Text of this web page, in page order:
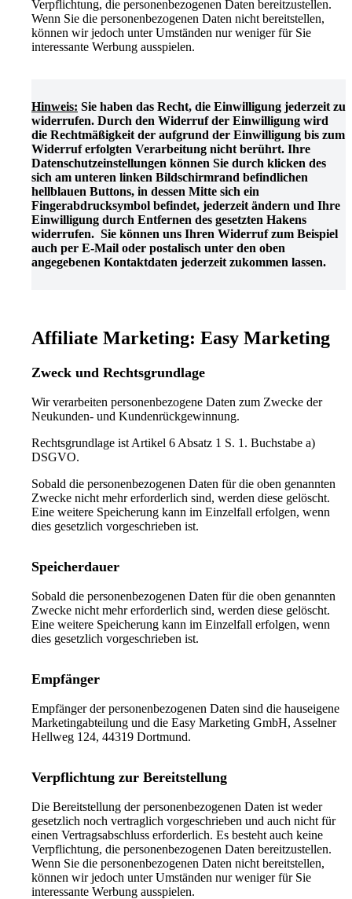
Verpflichtung, die personenbezogenen Daten bereitzustellen.
Wenn Sie die personenbezogenen Daten nicht bereitstellen,
können wir jedoch unter Umständen nur weniger für Sie
interessante Werbung ausspielen.
Hinweis: Sie haben das Recht, die Einwilligung jederzeit zu
widerrufen. Durch den Widerruf der Einwilligung wird
die Rechtmäßigkeit der aufgrund der Einwilligung bis zum
Widerruf erfolgten Verarbeitung nicht berührt. Ihre
Datenschutzeinstellungen können Sie durch klicken des
sich am unteren linken Bildschirmrand befindlichen
hellblauen Buttons, in dessen Mitte sich ein
Fingerabdrucksymbol befindet, jederzeit ändern und Ihre
Einwilligung durch Entfernen des gesetzten Hakens
widerrufen. Sie können uns Ihren Widerruf zum Beispiel
auch per E-Mail oder postalisch unter den oben
angegebenen Kontaktdaten jederzeit zukommen lassen.
Affiliate Marketing: Easy Marketing
Zweck und Rechtsgrundlage
Wir verarbeiten personenbezogene Daten zum Zwecke der
Neukunden- und Kundenrückgewinnung.
Rechtsgrundlage ist Artikel 6 Absatz 1 S. 1. Buchstabe a)
DSGVO.
Sobald die personenbezogenen Daten für die oben genannten
Zwecke nicht mehr erforderlich sind, werden diese gelöscht.
Eine weitere Speicherung kann im Einzelfall erfolgen, wenn
dies gesetzlich vorgeschrieben ist.
Speicherdauer
Sobald die personenbezogenen Daten für die oben genannten
Zwecke nicht mehr erforderlich sind, werden diese gelöscht.
Eine weitere Speicherung kann im Einzelfall erfolgen, wenn
dies gesetzlich vorgeschrieben ist.
Empfänger
Empfänger der personenbezogenen Daten sind die hauseigene
Marketingabteilung und die Easy Marketing GmbH, Asselner
Hellweg 124, 44319 Dortmund.
Verpflichtung zur Bereitstellung
Die Bereitstellung der personenbezogenen Daten ist weder
gesetzlich noch vertraglich vorgeschrieben und auch nicht für
einen Vertragsabschluss erforderlich. Es besteht auch keine
Verpflichtung, die personenbezogenen Daten bereitzustellen.
Wenn Sie die personenbezogenen Daten nicht bereitstellen,
können wir jedoch unter Umständen nur weniger für Sie
interessante Werbung ausspielen.